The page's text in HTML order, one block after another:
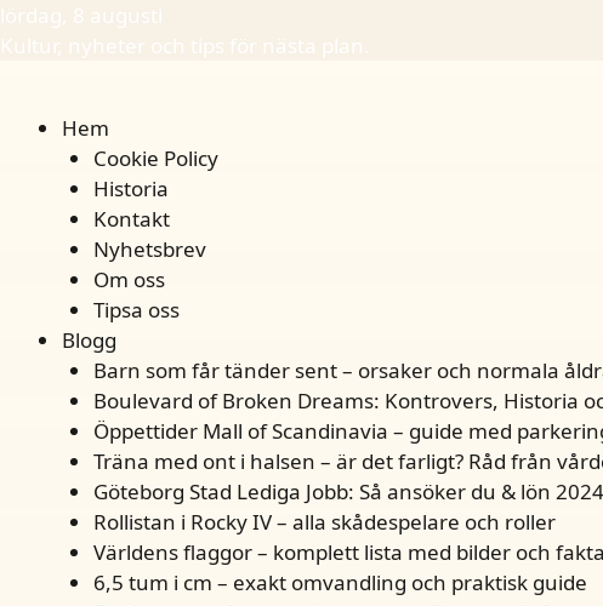
lördag, 8 augusti
Kultur, nyheter och tips för nästa plan.
Hem
Cookie Policy
Historia
Kontakt
Nyhetsbrev
Om oss
Tipsa oss
Blogg
Barn som får tänder sent – orsaker och normala
Boulevard of Broken Dreams: Kontrovers, Historia
Öppettider Mall of Scandinavia – guide med
Träna med ont i halsen – är det farligt? Råd från
Göteborg Stad Lediga Jobb: Så ansöker du & lön 2024
Rollistan i Rocky IV – alla skådespelare och roller
Världens flaggor – komplett lista med bilder och
6,5 tum i cm – exakt omvandling och praktisk guide